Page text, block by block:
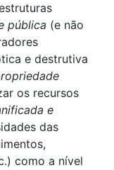
pública (e não
e destrutiva
os recursos
e
das
como a nível